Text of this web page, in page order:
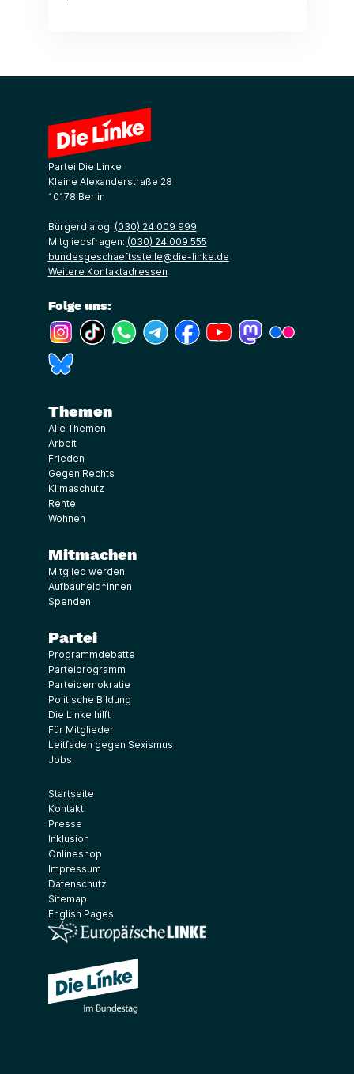
Partei Die Linke
Kleine Alexanderstraße 28
10178 Berlin
Bürgerdialog: (030) 24 009 999
Mitgliedsfragen: (030) 24 009 555
bundesgeschaeftsstelle@die-linke.de
Weitere Kontaktadressen
Folge uns:
(Link öffnet ein neues Fenster)
(Link öffnet ein neues Fenster)
(Link öffnet ein neues Fenster)
(Link öffnet ein neues Fenster)
(Link öffnet ein neues Fenster)
(Link öffnet ein neues
(Link öffnet ein
Themen
Alle Themen
Arbeit
Frieden
Gegen Rechts
Klimaschutz
Rente
Wohnen
Mitmachen
Mitglied werden
Aufbauheld*innen
Spenden
Partei
Programmdebatte
Parteiprogramm
Parteidemokratie
Politische Bildung
Die Linke hilft
Für Mitglieder
Leitfaden gegen Sexismus
Jobs
Startseite
Kontakt
Presse
Inklusion
Onlineshop
Impressum
Datenschutz
Sitemap
English Pages
(Link öffnet ein neues Fenster)